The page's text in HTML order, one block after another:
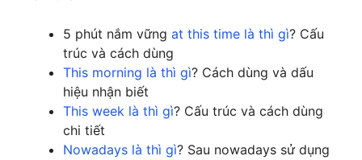
5 phút nắm vững at this time là thì gì? Cấu
trúc và cách dùng
This morning là thì gì? Cách dùng và dấu
hiệu nhận biết
This week là thì gì? Cấu trúc và cách dùng
chi tiết
Nowadays là thì gì? Sau nowadays sử dụng